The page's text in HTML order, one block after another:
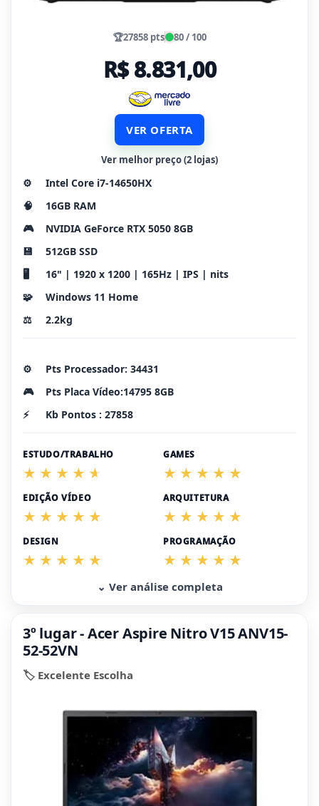
🏆27858 pts 80 / 100
R$ 8.831,00
VER OFERTA
Ver melhor preço (2 lojas)
⚙️
Intel Core i7-14650HX
🧠
16GB RAM
🎮
NVIDIA GeForce RTX 5050 8GB
💾
512GB SSD
🖥️
16" | 1920 x 1200 | 165Hz | IPS | nits
🧩
Windows 11 Home
⚖️
2.2kg
⚙️
Pts Processador: 34431
🎮
Pts Placa Vídeo:14795 8GB
⚡
Kb Pontos : 27858
ESTUDO/TRABALHO GAMES
EDIÇÃO VÍDEO ARQUITETURA
DESIGN PROGRAMAÇÃO
⌄ Ver análise completa
3º lugar - Acer Aspire Nitro V15 ANV15-
52-52VN
🏷️ Excelente Escolha